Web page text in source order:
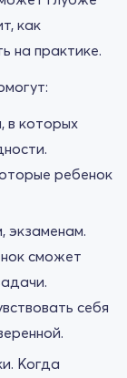
как
на практике.
в которых
ребенок
экзаменам.
сможет
себя
Когда